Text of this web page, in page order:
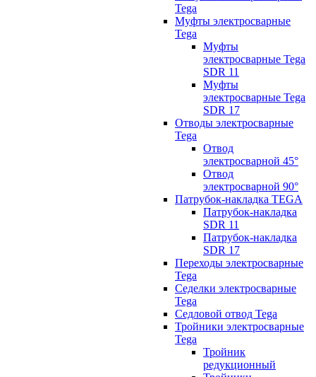
Tega
Муфты электросварные
Tega
Муфты
электросварные Tega
SDR 11
Муфты
электросварные Tega
SDR 17
Отводы электросварные
Tega
Отвод
электросварной 45°
Отвод
электросварной 90°
Патрубок-накладка TEGA
Патрубок-накладка
SDR 11
Патрубок-накладка
SDR 17
Переходы электросварные
Tega
Седелки электросварные
Tega
Седловой отвод Tega
Тройники электросварные
Tega
Тройник
редукционный